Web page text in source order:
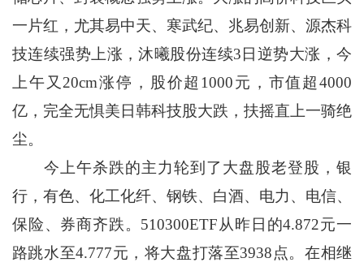
一片红，尤其易中天、寒武纪、兆易创新、源杰科
技连续强势上涨，沐曦股份连续3日逆势大涨，今
上午又20cm涨停，股价超1000元，市值超4000
亿，完全无惧美日韩科技股大跌，扶摇直上一骑绝
尘。
今上午杀跌的主力轮到了大盘股老登股，银
行，有色、化工化纤、钢铁、白酒、电力、电信、
保险、券商齐跌。510300ETF从昨日的4.872元一
路跳水至4.777元，将大盘打落至3938点。在相继